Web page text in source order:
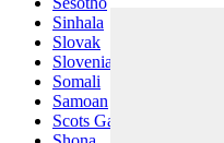
Sinhala
Slovak
Slovenian
Somali
Samoan
Scots Gaelic